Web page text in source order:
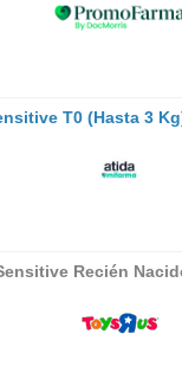
T0 (Hasta 3
Recién